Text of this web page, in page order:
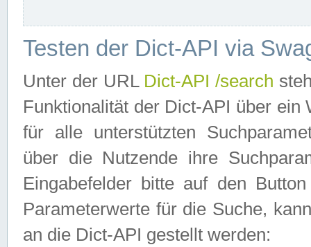
Testen der Dict-API via
Unter der URL Dict-API /search
Funktionalität der Dict-API über
für alle unterstützten
über die Nutzende ihre
Eingabefelder bitte auf den
Parameterwerte für die Suche,
an die Dict-API gestellt werden: